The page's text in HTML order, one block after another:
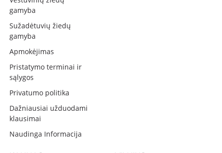
gamyba
Sužadėtuvių žiedų
gamyba
Apmokėjimas
Pristatymo terminai ir
sąlygos
Privatumo politika
Dažniausiai užduodami
klausimai
Naudinga Informacija